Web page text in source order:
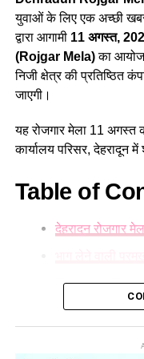
स्नातक स्तरीय पद सहित
34 हजार
अधिक युवाओं को सरकारी
से सख्त नकल विरोधी कानून
लेकर नियुक्ति तक का औसत
युवाओं के लिए एक अच्छी
द्वारा आगामी 11 अगस्त,
(Rojgar Mela)का
निजी क्षेत्र की प्रतिष्ठित
जाएगी।
यह रोजगार मेला 11 अगस्त
कार्यालय परिसर, देहरादून में
Table of
देहरादून रोजगार
Dehradun
प्रक्रिया (How